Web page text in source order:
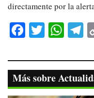
directamente por la
Fa
bo
ok
T
tte
r
W
ts
A
pp
a
Más sobre